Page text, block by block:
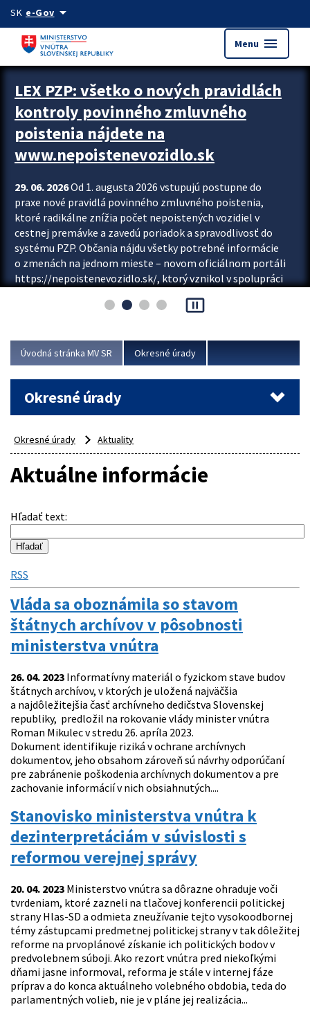
Preskocit na hlavný obsah
SK e-Govarrow_drop_down
Menu menu
Zastavit automatický posun upútavok
LEX PZP: všetko o nových pravidlách
kontroly povinného zmluvného
poistenia nájdete na
www.nepoistenevozidlo.sk
29. 06. 2026Od 1. augusta 2026 vstupujú postupne do
praxe nové pravidlá povinného zmluvného poistenia,
ktoré radikálne znížia počet nepoistených vozidiel v
cestnej premávke a zavedú poriadok a spravodlivosť do
systému PZP. Občania nájdu všetky potrebné informácie
o zmenách na jednom mieste – novom oficiálnom portáli
https://nepoistenevozidlo.sk/, ktorý vznikol v spolupráci
asociácie poisťovní (SLASPO) a Ministerstva vnútra SR.
Viac
pause_presentation
Úvodná stránka MV SR Okresné úrady
Okresné úrady
Okresné úrady Aktuality
Aktuálne informácie
Hľadať text:
RSS
Vláda sa oboznámila so stavom
štátnych archívov v pôsobnosti
ministerstva vnútra
26. 04. 2023 Informatívny materiál o fyzickom stave budov
štátnych archívov, v ktorých je uložená najväčšia
a najdôležitejšia časť archívneho dedičstva Slovenskej
republiky, predložil na rokovanie vlády minister vnútra
Roman Mikulec v stredu 26. apríla 2023.
Dokument identifikuje riziká v ochrane archívnych
dokumentov, jeho obsahom zároveň sú návrhy odporúčaní
pre zabránenie poškodenia archívnych dokumentov a pre
zachovanie informácií v nich obsiahnutých....
Stanovisko ministerstva vnútra k
dezinterpretáciám v súvislosti s
reformou verejnej správy
20. 04. 2023 Ministerstvo vnútra sa dôrazne ohraduje voči
tvrdeniam, ktoré zazneli na tlačovej konferencii politickej
strany Hlas-SD a odmieta zneužívanie tejto vysokoodbornej
témy zástupcami predmetnej politickej strany v tak dôležitej
reforme na prvoplánové získanie ich politických bodov v
predvolebnem súboji. Ako rezort vnútra pred niekoľkými
dňami jasne informoval, reforma je stále v internej fáze
príprav a do konca aktuálneho volebného obdobia, teda do
parlamentných volieb, nie je v pláne jej realizácia...